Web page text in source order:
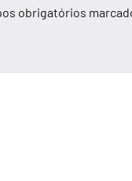
obrigatórios